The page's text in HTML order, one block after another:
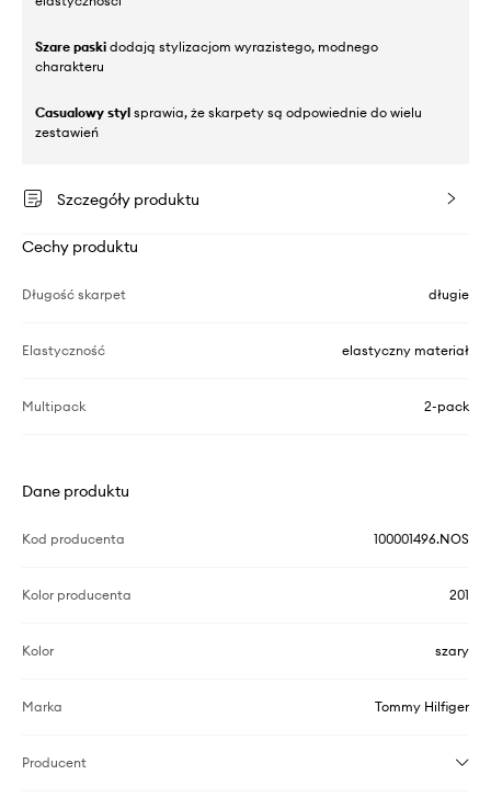
Szare paski dodają stylizacjom wyrazistego, modnego
charakteru
Casualowy styl sprawia, że skarpety są odpowiednie do wielu
zestawień
Szczegóły produktu
Cechy produktu
Długość skarpet długie
Elastyczność elastyczny materiał
Multipack 2-pack
Dane produktu
Kod producenta 100001496.NOS
Kolor producenta 201
Kolor szary
Marka Tommy Hilfiger
Producent